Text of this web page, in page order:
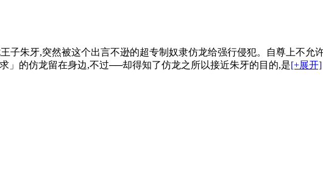
子朱牙,突然被这个出言不逊的超专制奴隶仿龙给强行侵犯。自尊上不允
」的仿龙留在身边,不过──却得知了仿龙之所以接近朱牙的目的,是[+展开]